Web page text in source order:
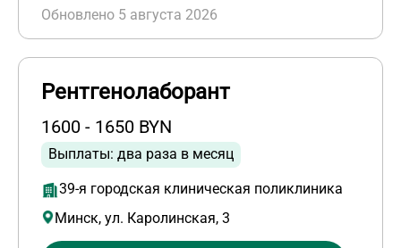
Обновлено 5 августа 2026
Рентгенолаборант
1600 - 1650 BYN
Выплаты: два раза в месяц
39-я городская клиническая поликлиника
Минск, ул. Каролинская, 3